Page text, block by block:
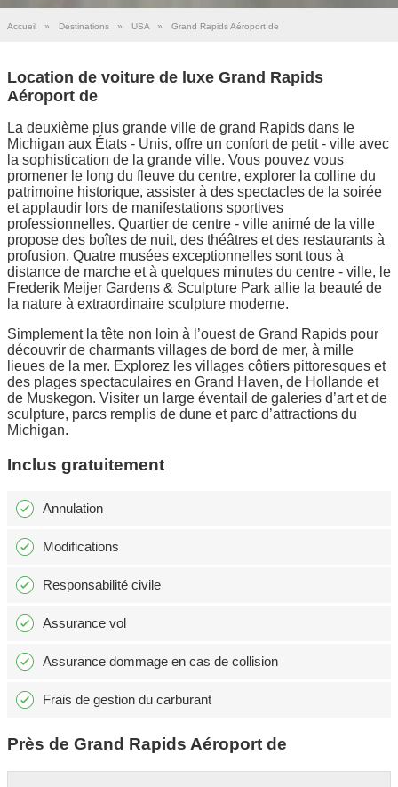
Accueil » Destinations » USA » Grand Rapids Aéroport de
Location de voiture de luxe Grand Rapids
Aéroport de
La deuxième plus grande ville de grand Rapids dans le
Michigan aux États - Unis, offre un confort de petit - ville avec
la sophistication de la grande ville. Vous pouvez vous
promener le long du fleuve du centre, explorer la colline du
patrimoine historique, assister à des spectacles de la soirée
et applaudir lors de manifestations sportives
professionnelles. Quartier de centre - ville animé de la ville
propose des boîtes de nuit, des théâtres et des restaurants à
profusion. Quatre musées exceptionnelles sont tous à
distance de marche et à quelques minutes du centre - ville, le
Frederik Meijer Gardens & Sculpture Park allie la beauté de
la nature à extraordinaire sculpture moderne.
Simplement la tête non loin à l’ouest de Grand Rapids pour
découvrir de charmants villages de bord de mer, à mille
lieues de la mer. Explorez les villages côtiers pittoresques et
des plages spectaculaires en Grand Haven, de Hollande et
de Muskegon. Visiter un large éventail de galeries d’art et de
sculpture, parcs remplis de dune et parc d’attractions du
Michigan.
Inclus gratuitement
Annulation
Modifications
Responsabilité civile
Assurance vol
Assurance dommage en cas de collision
Frais de gestion du carburant
Près de Grand Rapids Aéroport de